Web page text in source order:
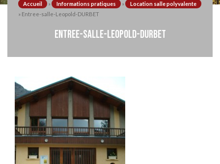
Accueil » Informations pratiques »
Location salle polyvalente
» Entree-salle-Leopold-DURBET
ENTREE-SALLE-LEOPOLD-DURBET